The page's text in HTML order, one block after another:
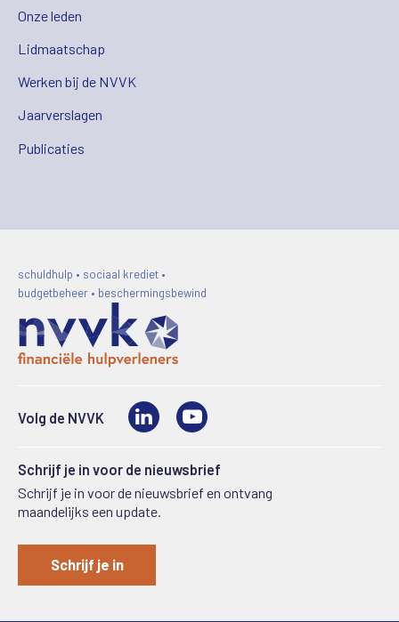
Onze leden
Lidmaatschap
Werken bij de NVVK
Jaarverslagen
Publicaties
schuldhulp • sociaal krediet •
budgetbeheer • beschermingsbewind
Volg de NVVK LinkedIn
Schrijf je in voor de nieuwsbrief
Schrijf je in voor de nieuwsbrief en ontvang
maandelijks een update.
Schrijf je in